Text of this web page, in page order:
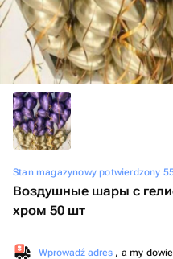
Stan magazynowy potwierdzony
Воздушные шары с
хром 50 шт
Wprowadź adres , a my